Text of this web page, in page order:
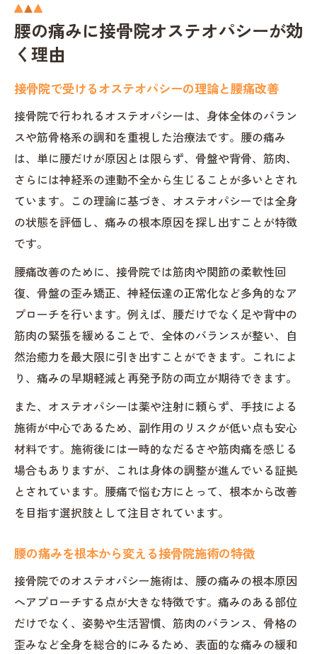
る理由
効果実感の声から見る接骨院のオステオパ
全身バランス調整で腰痛を根本改善する方法
接骨院で全身バランスを整える施術の流れ
オステオパシー整体で腰痛が改善される仕
組み
接骨院の全身調整で得られる効果とメリッ
ト
腰の痛みに全身ケアが重要な理由と接骨院
オステオパシー治療院との違いを理解しよ
う
オステオパシー施術後の注意点と安心ポイント
接骨院での施術後に大切なセルフケアの方
法
オステオパシー後の体調変化と安心して通
うコツ
施術後の注意点と好転反応の見極めポイン
ト
腰の痛みが再発しないための接骨院での過
ごし方
接骨院で安心して通院を続ける工夫と体験
談
接骨院オステオパシー施術の安全性と信頼
度
腰痛への実践的な効果と患者の体感の違い
腰の痛みに接骨院オステオパシーが効
く理由
接骨院で受けるオステオパシーの理論と腰痛改善
接骨院で行われるオステオパシーは、身体全体のバラン
スや筋骨格系の調和を重視した治療法です。腰の痛み
は、単に腰だけが原因とは限らず、骨盤や背骨、筋肉、
さらには神経系の連動不全から生じることが多いとされ
ています。この理論に基づき、オステオパシーでは全身
の状態を評価し、痛みの根本原因を探し出すことが特徴
です。
腰痛改善のために、接骨院では筋肉や関節の柔軟性回
復、骨盤の歪み矯正、神経伝達の正常化など多角的なア
プローチを行います。例えば、腰だけでなく足や背中の
筋肉の緊張を緩めることで、全体のバランスが整い、自
然治癒力を最大限に引き出すことができます。これによ
り、痛みの早期軽減と再発予防の両立が期待できます。
また、オステオパシーは薬や注射に頼らず、手技による
施術が中心であるため、副作用のリスクが低い点も安心
材料です。施術後には一時的なだるさや筋肉痛を感じる
場合もありますが、これは身体の調整が進んでいる証拠
とされています。腰痛で悩む方にとって、根本から改善
を目指す選択肢として注目されています。
腰の痛みを根本から変える接骨院施術の特徴
接骨院でのオステオパシー施術は、腰の痛みの根本原因
へアプローチする点が大きな特徴です。痛みのある部位
だけでなく、姿勢や生活習慣、筋肉のバランス、骨格の
歪みなど全身を総合的にみるため、表面的な痛みの緩和